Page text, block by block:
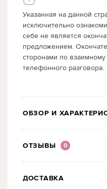
Указанная на данной
исключительно
себе не является
предложением.
сторонами по
телефонного разговора.
ОБЗОР И
ОТЗЫВЫ 0
ДОСТАВКА